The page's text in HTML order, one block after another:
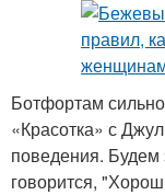
Ботфортам
«Красотка» с
поведения. Будем
говорится,